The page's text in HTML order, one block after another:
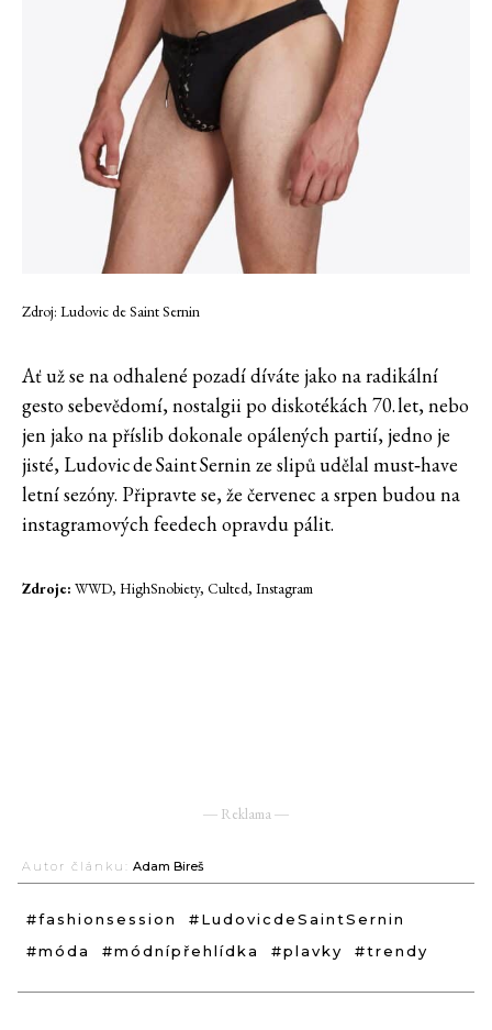
Zdroj: Ludovic de Saint Sernin
Ať už se na odhalené pozadí díváte jako na radikální
gesto sebevědomí, nostalgii po diskotékách 70. let, nebo
jen jako na příslib dokonale opálených partií, jedno je
jisté, Ludovic de Saint Sernin ze slipů udělal must‑have
letní sezóny. Připravte se, že červenec a srpen budou na
instagramových feedech opravdu pálit.
Zdroje: WWD, HighSnobiety, Culted, Instagram
― Reklama ―
Autor článku: Adam Bireš
#fashionsession
#LudovicdeSaintSernin
#móda
#módnípřehlídka #plavky #trendy